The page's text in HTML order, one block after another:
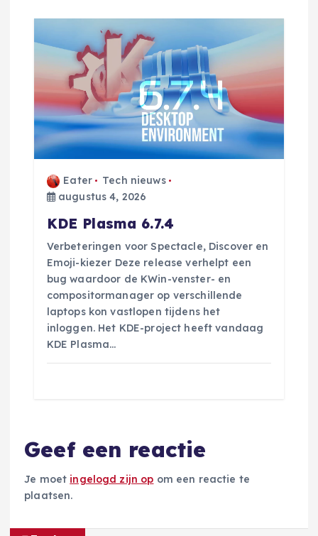
Eater
Tech nieuws
augustus 4, 2026
KDE Plasma 6.7.4
Verbeteringen voor Spectacle, Discover en
Emoji-kiezer Deze release verhelpt een
bug waardoor de KWin-venster- en
compositormanager op verschillende
laptops kon vastlopen tijdens het
inloggen. Het KDE-project heeft vandaag
KDE Plasma…
Geef een reactie
Je moet ingelogd zijn op om een reactie te
plaatsen.